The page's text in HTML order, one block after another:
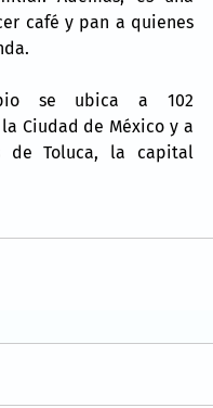
café y pan a quienes
se ubica a 102
Ciudad de México y a
de Toluca, la capital